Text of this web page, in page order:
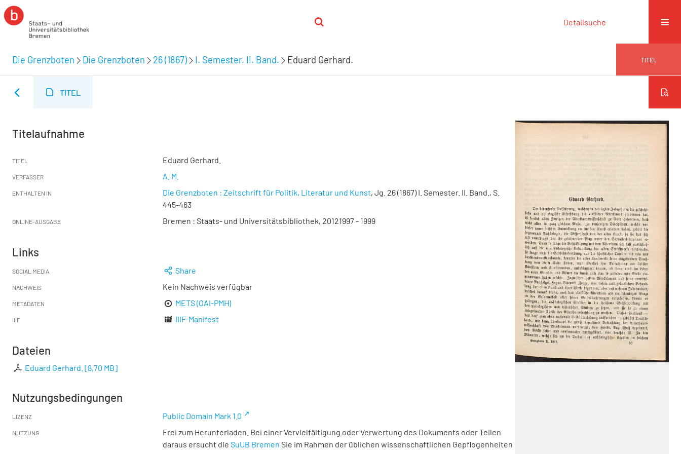
Detailsuche
Die Grenzboten Die Grenzboten 26 (1867) I. Semester. II. Band. Eduard Gerhard. TITEL
TITEL
Titelaufnahme
TITEL Eduard Gerhard.
VERFASSER A. M.
ENTHALTEN IN Die Grenzboten : Zeitschrift für Politik, Literatur und Kunst, Jg. 26 (1867) I. Semester. II. Band., S.
445-463
ONLINE-AUSGABE Bremen : Staats- und Universitätsbibliothek, 20121997 - 1999
Links
SOCIAL MEDIA Share
NACHWEIS Kein Nachweis verfügbar
METADATEN METS (OAI-PMH)
IIIF IIIF-Manifest
Dateien
Eduard Gerhard. [8,70 MB]
Nutzungsbedingungen
LIZENZ Public Domain Mark 1.0
NUTZUNG
Frei zum Herunterladen. Bei einer Vervielfältigung oder Verwertung des Dokuments oder Teilen
daraus ersucht die SuUB Bremen Sie im Rahmen der üblichen wissenschaftlichen Gepflogenheiten